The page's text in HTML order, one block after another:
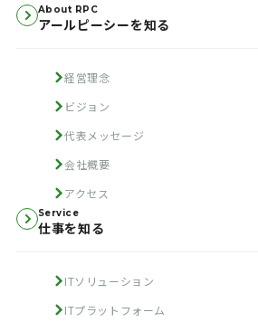
About RPC
アールピーシーを知る
経営理念
ビジョン
代表メッセージ
会社概要
アクセス
Service
仕事を知る
ITソリューション
ITプラットフォーム